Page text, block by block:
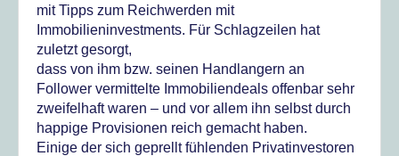
mit Tipps zum Reichwerden mit
Immobilieninvestments. Für Schlagzeilen hat
zuletzt gesorgt,
dass von ihm bzw. seinen Handlangern an
Follower vermittelte Immobiliendeals offenbar sehr
zweifelhaft waren – und vor allem ihn selbst durch
happige Provisionen reich gemacht haben.
Einige der sich geprellt fühlenden Privatinvestoren